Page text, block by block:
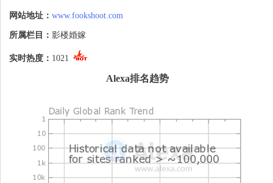
影技术赢得海内外华人的一致好评.我们的
服务内容有旅行婚纱摄影,西式浪漫婚礼策
经验以及细腻的服务细节全 力给您创造一
室以影像创意拍摄制作为主. 我们用国际化
力来源于始终保持心的柔软和眼的锐利,爱
想, 凝聚了国内及本土极富创意与实战经验
的业内精英,同时向自己发起了更高挑战,我
们意识到在创新和颠覆的过程中，对文化的
传承极为重要.我们期望透过镜 头、透过作
品，捕捉民风名俗,修复对传统的记忆，讲
诉时代变迁过程的起承转合感悟生活的最质
朴、和最精彩.
网站地址： www.fookshoot.com
所属栏目： 影楼婚嫁
实时热度： 1021
Alexa排名趋势